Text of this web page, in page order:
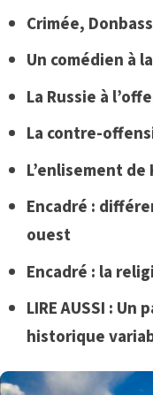
Crimée,
Un comédien à
La Russie à
La contre-
L’enlisement de
Encadré :
ouest
Encadré : la
LIRE AUSSI : Un
historique